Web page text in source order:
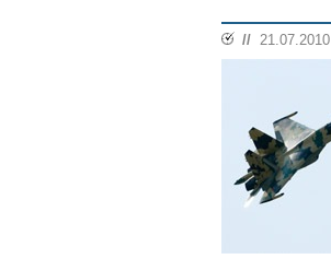
// 21.07.2010